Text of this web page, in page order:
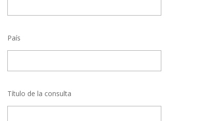
País
Título de la consulta